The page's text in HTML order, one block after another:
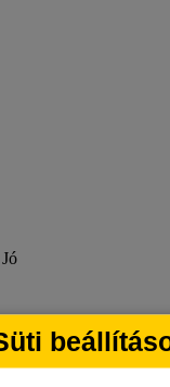
Jó
–